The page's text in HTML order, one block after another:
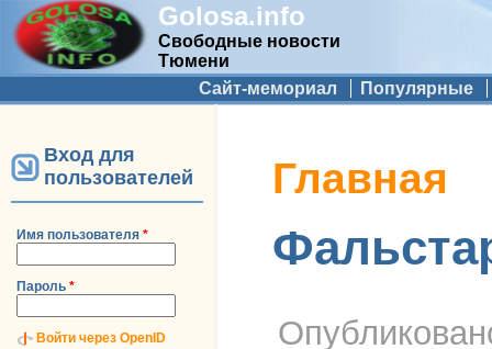
Golosa.info
Свободные новости
Тюмени
Дополнительное меню
Сайт-мемориал Популярные
Вход для
пользователей
Имя пользователя *
Пароль *
Войти через OpenID
Вы здесь
Главная